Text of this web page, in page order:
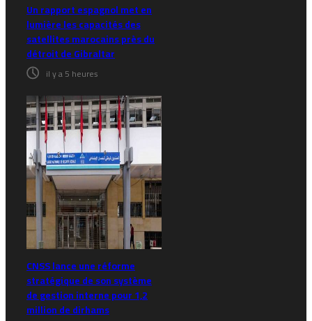
Un rapport espagnol met en
lumière les capacités des
satellites marocains près du
détroit de Gibraltar
il y a 5 heures
CNSS lance une réforme
stratégique de son système
de gestion interne pour 1,2
million de dirhams